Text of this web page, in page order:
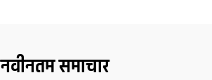
नवीनतम समाचार